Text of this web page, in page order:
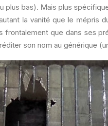
plus bas). Mais plus
la vanité que le mépris
frontalement que dans ses
son nom au générique